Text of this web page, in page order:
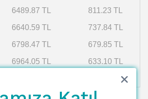
6489.87 TL 811.23 TL
6640.59 TL 737.84 TL
6798.47 TL 679.85 TL
6964.05 TL 633.10 TL
594.82 TL